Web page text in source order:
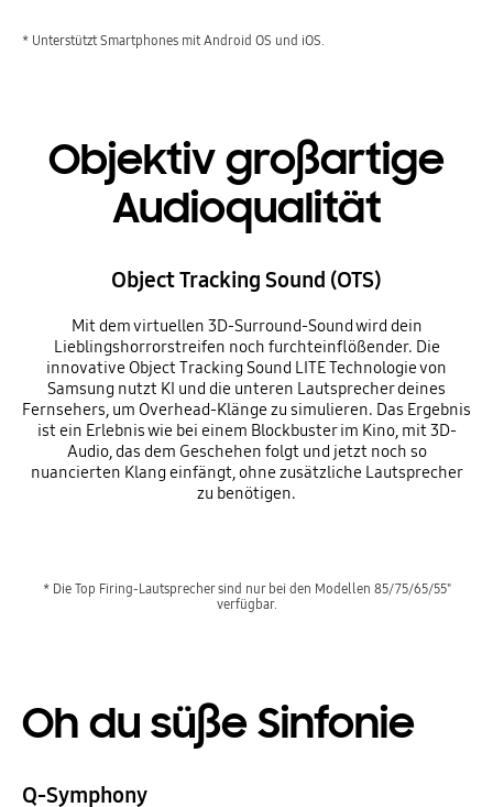
* Unterstützt Smartphones mit Android OS und iOS.
Objektiv großartige
Audioqualität
Object Tracking Sound (OTS)
Mit dem virtuellen 3D-Surround-Sound wird dein
Lieblingshorrorstreifen noch furchteinflößender. Die
innovative Object Tracking Sound LITE Technologie von
Samsung nutzt KI und die unteren Lautsprecher deines
Fernsehers, um Overhead-Klänge zu simulieren. Das Ergebnis
ist ein Erlebnis wie bei einem Blockbuster im Kino, mit 3D-
Audio, das dem Geschehen folgt und jetzt noch so
nuancierten Klang einfängt, ohne zusätzliche Lautsprecher
zu benötigen.
* Die Top Firing-Lautsprecher sind nur bei den Modellen 85/75/65/55"
verfügbar.
Oh du süße Sinfonie
Q-Symphony